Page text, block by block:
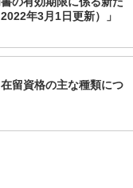
年3月1日更新）」
留資格の主な種類につ